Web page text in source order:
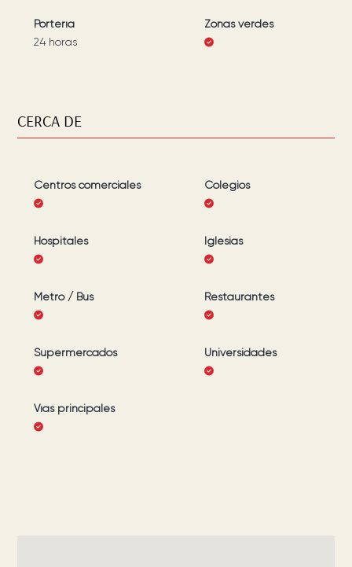
Portería
24 horas
Zonas verdes
CERCA DE
Centros comerciales Colegios
Hospitales Iglesias
Metro / Bus Restaurantes
Supermercados Universidades
Vías principales